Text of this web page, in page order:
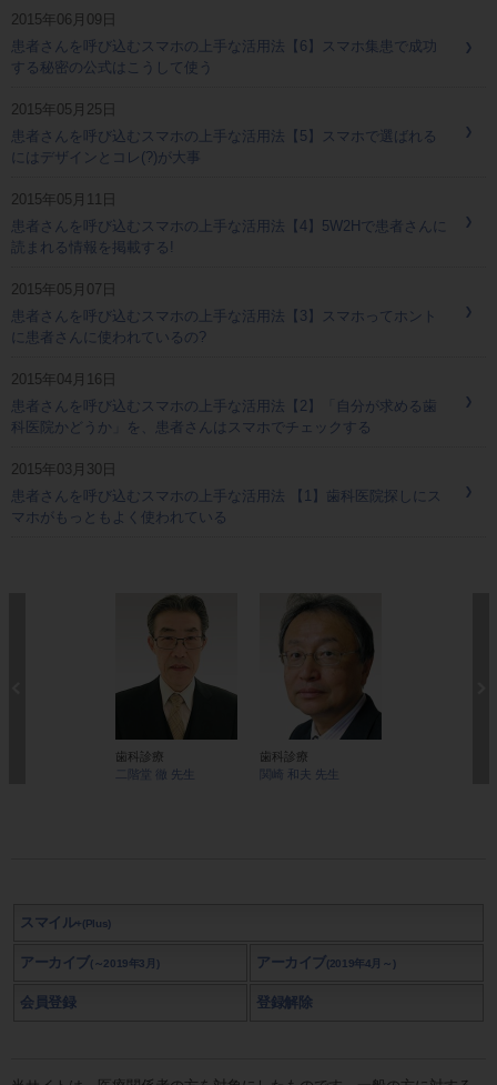
2015年06月09日
患者さんを呼び込むスマホの上手な活用法【6】スマホ集患で成功
する秘密の公式はこうして使う
2015年05月25日
患者さんを呼び込むスマホの上手な活用法【5】スマホで選ばれる
にはデザインとコレ(?)が大事
2015年05月11日
患者さんを呼び込むスマホの上手な活用法【4】5W2Hで患者さんに
読まれる情報を掲載する!
2015年05月07日
患者さんを呼び込むスマホの上手な活用法【3】スマホってホント
に患者さんに使われているの?
2015年04月16日
患者さんを呼び込むスマホの上手な活用法【2】「自分が求める歯
科医院かどうか」を、患者さんはスマホでチェックする
2015年03月30日
患者さんを呼び込むスマホの上手な活用法 【1】歯科医院探しにス
マホがもっともよく使われている
歯科診療
二階堂 徹 先生
歯科診療
関崎 和夫 先生
スマイル+(Plus)
アーカイブ(～2019年3月) アーカイブ(2019年4月～)
会員登録 登録解除